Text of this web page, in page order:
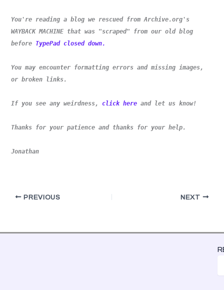
You're reading a blog we rescued from Archive.org's
WAYBACK MACHINE that was "scraped" from our old blog
before TypePad closed down.
You may encounter formatting errors and missing images,
or broken links.
If you see any weirdness, click here and let us know!
Thanks for your patience and thanks for your help.
Jonathan
PREVIOUS NEXT